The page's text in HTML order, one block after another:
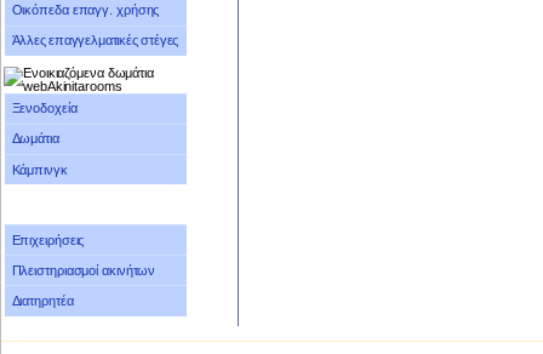
Οικόπεδα επαγγ. χρήσης
Άλλες επαγγελματικές στέγες
Ξενοδοχεία
Δωμάτια
Κάμπινγκ
Επιχειρήσεις
Πλειστηριασμοί ακινήτων
Διατηρητέα